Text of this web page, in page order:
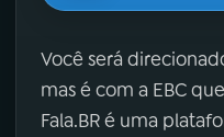
Você será
mas é com a EBC
Fala.BR é uma